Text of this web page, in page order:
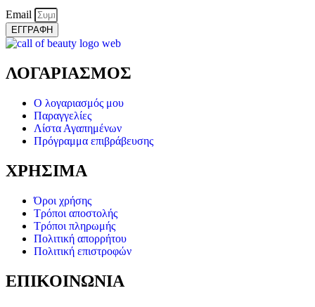
Email
ΕΓΓΡΑΦΗ
ΛΟΓΑΡΙΑΣΜΟΣ
Ο λογαριασμός μου
Παραγγελίες
Λίστα Αγαπημένων
Πρόγραμμα επιβράβευσης
ΧΡΗΣΙΜΑ
Όροι χρήσης
Τρόποι αποστολής
Τρόποι πληρωμής
Πολιτική απορρήτου
Πολιτική επιστροφών
ΕΠΙΚΟΙΝΩΝΙΑ